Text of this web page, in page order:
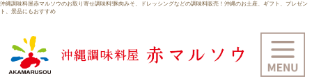
沖縄調味料屋赤マルソウのお取り寄せ調味料!豚肉みそ、ドレッシングなどの調味料販売！沖縄のお土産、ギフト、プレゼン
ト、景品にもおすすめ